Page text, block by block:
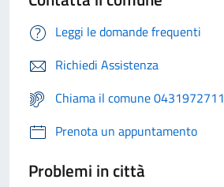
Leggi le domande frequenti
Richiedi Assistenza
Chiama il comune 0431972711
Prenota un appuntamento
Problemi in città